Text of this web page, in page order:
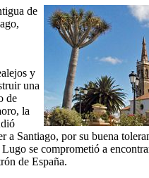
de
,
y
una
de
, la
a Santiago, por su buena
Lugo se comprometió a
de España.